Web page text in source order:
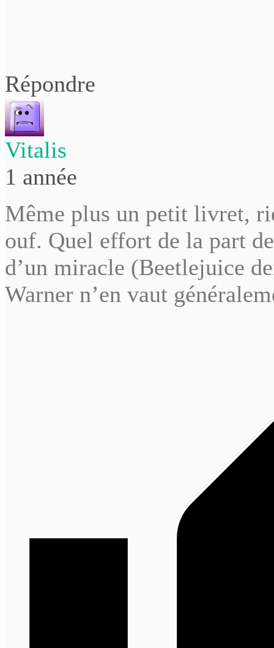
Répondre
Vitalis
1 année
Même plus un petit livret,
ouf. Quel effort de la part
d’un miracle (Beetlejuice
Warner n’en vaut